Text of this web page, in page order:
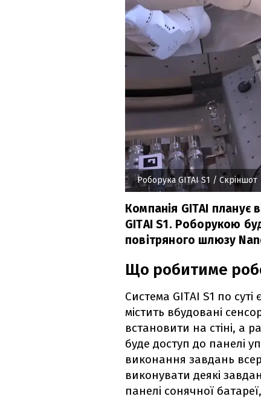
Роборука GITAI S1 / Скріншот
Компанія GITAI планує
GITAI S1. Роборукою
повітряного шлюзу
Що робитиме
Система GITAI S1 по
містить вбудовані
встановити на стіні, а
буде доступ до панелі
виконання завдань
виконувати деякі
панелі сонячної